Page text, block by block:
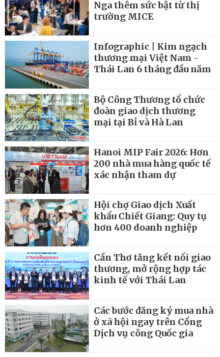
Nga thêm sức bật từ thị
trường MICE
Infographic | Kim ngạch
thương mại Việt Nam -
Thái Lan 6 tháng đầu năm
Bộ Công Thương tổ chức
đoàn giao dịch thương
mại tại Bỉ và Hà Lan
Hanoi MIP Fair 2026: Hơn
200 nhà mua hàng quốc tế
xác nhận tham dự
Hội chợ Giao dịch Xuất
khẩu Chiết Giang: Quy tụ
hơn 400 doanh nghiệp
Cần Thơ tăng kết nối giao
thương, mở rộng hợp tác
kinh tế với Thái Lan
Các bước đăng ký mua nhà
ở xã hội ngay trên Cổng
Dịch vụ công Quốc gia